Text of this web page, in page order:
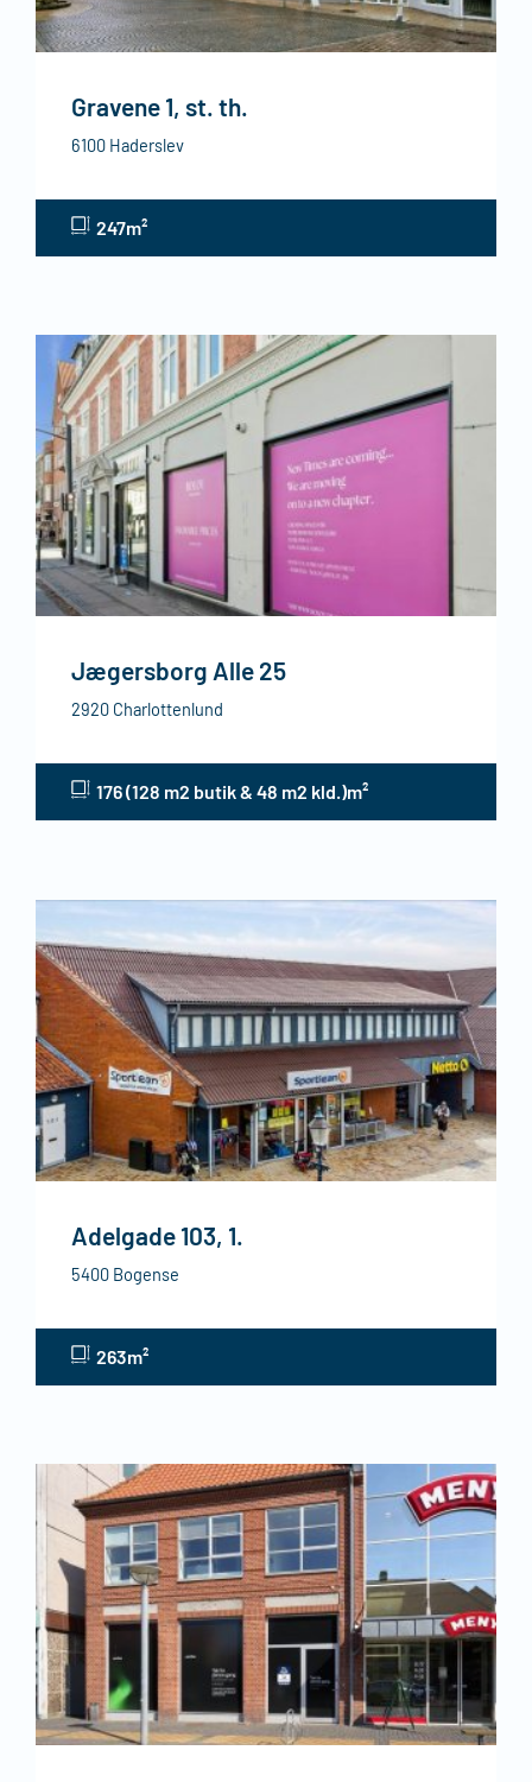
Gravene 1, st. th.
6100 Haderslev
247m²
Jægersborg Alle 25
2920 Charlottenlund
176 (128 m2 butik & 48 m2 kld.)m²
Adelgade 103, 1.
5400 Bogense
263m²